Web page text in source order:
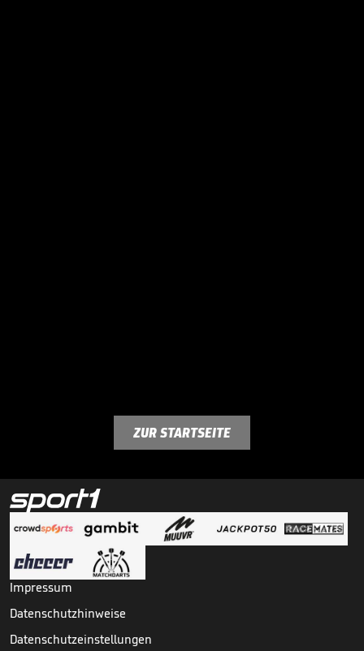
ZUR STARTSEITE
Impressum
Datenschutzhinweise
Datenschutzeinstellungen